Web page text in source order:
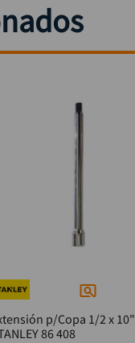
p/Copa 1/2 x 10"
86 408